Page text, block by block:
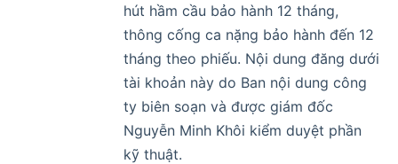
hút hầm cầu bảo hành 12 tháng,
thông cống ca nặng bảo hành đến 12
tháng theo phiếu. Nội dung đăng dưới
tài khoản này do Ban nội dung công
ty biên soạn và được giám đốc
Nguyễn Minh Khôi kiểm duyệt phần
kỹ thuật.